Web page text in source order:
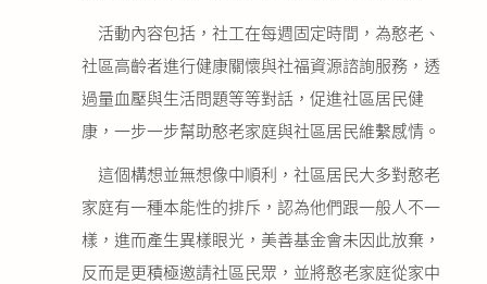
活動內容包括，社工在每週固定時間，為憨老、
社區高齡者進行健康關懷與社福資源諮詢服務，透
過量血壓與生活問題等等對話，促進社區居民健
康，一步一步幫助憨老家庭與社區居民維繫感情。
這個構想並無想像中順利，社區居民大多對憨老
家庭有一種本能性的排斥，認為他們跟一般人不一
樣，進而產生異樣眼光，美善基金會未因此放棄，
反而是更積極邀請社區民眾，並將憨老家庭從家中